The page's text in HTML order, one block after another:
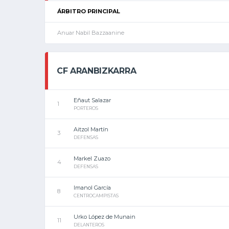
ÁRBITRO PRINCIPAL
Anuar Nabil Bazzaanine
CF ARANBIZKARRA
1 Eñaut Salazar
PORTEROS
3 Aitzol Martín
DEFENSAS
4 Markel Zuazo
DEFENSAS
8 Imanol García
CENTROCAMPISTAS
11 Urko López de Munain
DELANTEROS